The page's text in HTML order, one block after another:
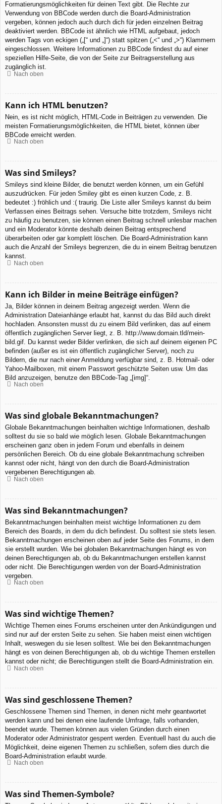
Formatierungsmöglichkeiten für deinen Text gibt. Die Rechte zur
Verwendung von BBCode werden durch die Board-Administration
vergeben, können jedoch auch durch dich für jeden einzelnen Beitrag
deaktiviert werden. BBCode ist ähnlich wie HTML aufgebaut, jedoch
werden Tags von eckigen („[“ und „]“) statt spitzen („<“ und „>“) Klammern
eingeschlossen. Weitere Informationen zu BBCode findest du auf einer
speziellen Hilfe-Seite, die von der Seite zur Beitragserstellung aus
zugänglich ist.
Nach oben
Kann ich HTML benutzen?
Nein, es ist nicht möglich, HTML-Code in Beiträgen zu verwenden. Die
meisten Formatierungsmöglichkeiten, die HTML bietet, können über
BBCode erreicht werden.
Nach oben
Was sind Smileys?
Smileys sind kleine Bilder, die benutzt werden können, um ein Gefühl
auszudrücken. Für jeden Smiley gibt es einen kurzen Code, z. B.
bedeutet :) fröhlich und :( traurig. Die Liste aller Smileys kannst du beim
Verfassen eines Beitrags sehen. Versuche bitte trotzdem, Smileys nicht
zu häufig zu benutzen, sie können einen Beitrag schnell unlesbar machen
und ein Moderator könnte deshalb deinen Beitrag entsprechend
überarbeiten oder gar komplett löschen. Die Board-Administration kann
auch die Anzahl der Smileys begrenzen, die du in einem Beitrag benutzen
kannst.
Nach oben
Kann ich Bilder in meine Beiträge einfügen?
Ja, Bilder können in deinem Beitrag angezeigt werden. Wenn die
Administration Dateianhänge erlaubt hat, kannst du das Bild auch direkt
hochladen. Ansonsten musst du zu einem Bild verlinken, das auf einem
öffentlich zugänglichen Server liegt, z. B. http://www.domain.tld/mein-
bild.gif. Du kannst weder Bilder verlinken, die sich auf deinem eigenen PC
befinden (außer es ist ein öffentlich zugänglicher Server), noch zu
Bildern, die nur nach einer Anmeldung verfügbar sind, z. B. Hotmail- oder
Yahoo-Mailboxen, mit einem Passwort geschützte Seiten usw. Um das
Bild anzuzeigen, benutze den BBCode-Tag „[img]“.
Nach oben
Was sind globale Bekanntmachungen?
Globale Bekanntmachungen beinhalten wichtige Informationen, deshalb
solltest du sie so bald wie möglich lesen. Globale Bekanntmachungen
erscheinen ganz oben in jedem Forum und ebenfalls in deinem
persönlichen Bereich. Ob du eine globale Bekanntmachung schreiben
kannst oder nicht, hängt von den durch die Board-Administration
vergebenen Berechtigungen ab.
Nach oben
Was sind Bekanntmachungen?
Bekanntmachungen beinhalten meist wichtige Informationen zu dem
Bereich des Boards, in dem du dich befindest. Du solltest sie stets lesen.
Bekanntmachungen erscheinen oben auf jeder Seite des Forums, in dem
sie erstellt wurden. Wie bei globalen Bekanntmachungen hängt es von
deinen Berechtigungen ab, ob du Bekanntmachungen erstellen kannst
oder nicht. Die Berechtigungen werden von der Board-Administration
vergeben.
Nach oben
Was sind wichtige Themen?
Wichtige Themen eines Forums erscheinen unter den Ankündigungen und
sind nur auf der ersten Seite zu sehen. Sie haben meist einen wichtigen
Inhalt, weswegen du sie lesen solltest. Wie bei den Bekanntmachungen
hängt es von deinen Berechtigungen ab, ob du wichtige Themen erstellen
kannst oder nicht; die Berechtigungen stellt die Board-Administration ein.
Nach oben
Was sind geschlossene Themen?
Geschlossene Themen sind Themen, in denen nicht mehr geantwortet
werden kann und bei denen eine laufende Umfrage, falls vorhanden,
beendet wurde. Themen können aus vielen Gründen durch einen
Moderator oder Administrator gesperrt werden. Eventuell hast du auch die
Möglichkeit, deine eigenen Themen zu schließen, sofern dies durch die
Board-Administration erlaubt wurde.
Nach oben
Was sind Themen-Symbole?